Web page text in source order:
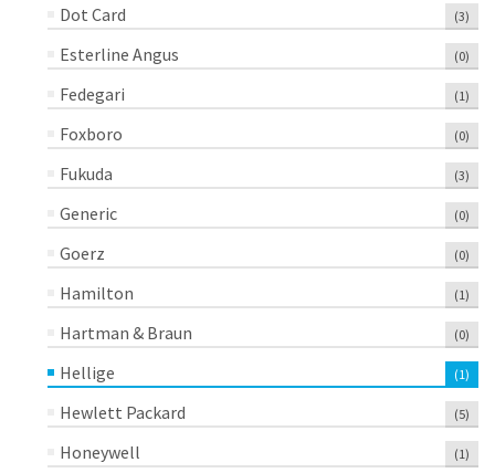
Dot Card (3)
Esterline Angus (0)
Fedegari (1)
Foxboro (0)
Fukuda (3)
Generic (0)
Goerz (0)
Hamilton (1)
Hartman & Braun (0)
Hellige (1)
Hewlett Packard (5)
Honeywell (1)